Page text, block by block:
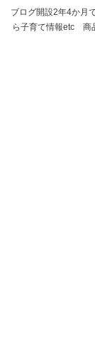
ブログ開設2年4か月
ら子育て情報etc 商